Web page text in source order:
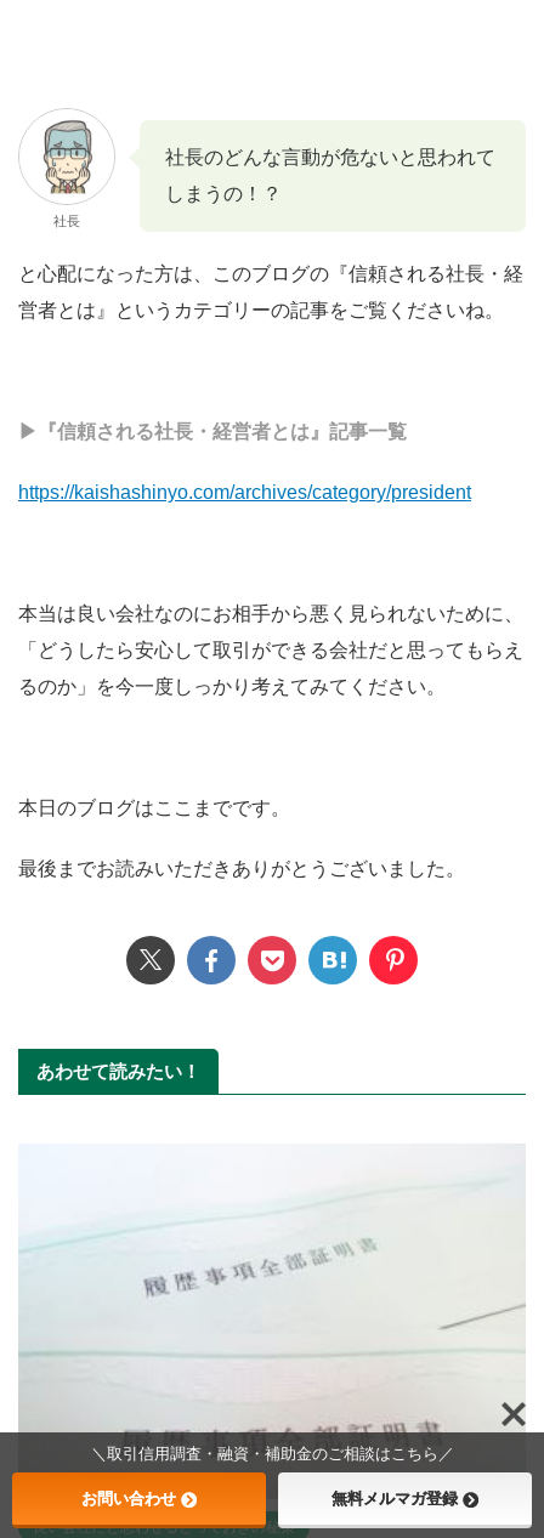
社長
社長のどんな言動が危ないと思われて
しまうの！？
と心配になった方は、このブログの『信頼される社長・経
営者とは』というカテゴリーの記事をご覧くださいね。
▶︎『信頼される社長・経営者とは』記事一覧
https://kaishashinyo.com/archives/category/president
本当は良い会社なのにお相手から悪く見られないために、
「どうしたら安心して取引ができる会社だと思ってもらえ
るのか」を今一度しっかり考えてみてください。
本日のブログはここまでです。
最後までお読みいただきありがとうございました。
あわせて読みたい！
良い会社だと思わせるとっておきの秘策
＼取引信用調査・融資・補助金のご相談はこちら／
お問い合わせ 無料メルマガ登録